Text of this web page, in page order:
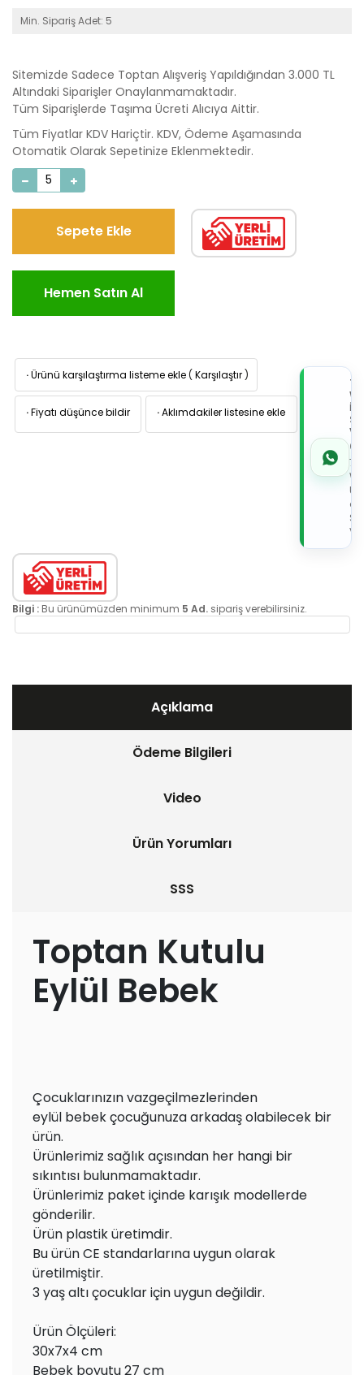
Min. Sipariş Adet: 5
Sitemizde Sadece Toptan Alışveriş Yapıldığından 3.000 TL
Altındaki Siparişler Onaylanmamaktadır.
Tüm Siparişlerde Taşıma Ücreti Alıcıya Aittir.
Tüm Fiyatlar KDV Hariçtir. KDV, Ödeme Aşamasında
Otomatik Olarak Sepetinize Eklenmektedir.
Sepete Ekle
Hemen Satın Al
·Ürünü karşılaştırma listeme ekle ( Karşılaştır )
·Fiyatı düşünce bildir ·Aklımdakiler listesine ekle
İLE
de
Bilgi : Bu ürünümüzden minimum 5 Ad. sipariş verebilirsiniz.
Açıklama
Ödeme Bilgileri
Video
Ürün Yorumları
SSS
Toptan Kutulu
Eylül Bebek
Çocuklarınızın vazgeçilmezlerinden
eylül bebek çocuğunuza arkadaş olabilecek bir
ürün.
Ürünlerimiz sağlık açısından her hangi bir
sıkıntısı bulunmamaktadır.
Ürünlerimiz paket içinde karışık modellerde
gönderilir.
Ürün plastik üretimdir.
Bu ürün CE standarlarına uygun olarak
üretilmiştir.
3 yaş altı çocuklar için uygun değildir.
Ürün Ölçüleri:
30x7x4 cm
Bebek boyutu 27 cm